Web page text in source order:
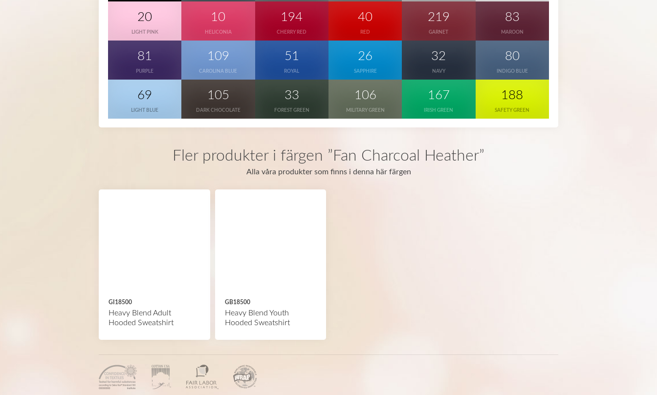
20
LIGHT PINK
10
HELICONIA
194
CHERRY RED
40
RED
219
GARNET
83
MAROON
81
PURPLE
109
CAROLINA BLUE
51
ROYAL
26
SAPPHIRE
32
NAVY
80
INDIGO BLUE
69
LIGHT BLUE
105
DARK CHOCOLATE
33
FOREST GREEN
106
MILITARY GREEN
167
IRISH GREEN
188
SAFETY GREEN
Fler produkter i färgen ”Fan Charcoal Heather”
Alla våra produkter som finns i denna här färgen
GI18500
Heavy Blend Adult
Hooded Sweatshirt
GB18500
Heavy Blend Youth
Hooded Sweatshirt